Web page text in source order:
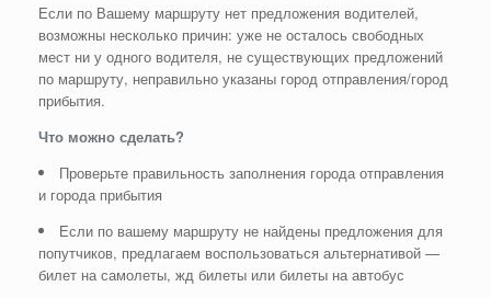
Если по Вашему маршруту нет предложения водителей,
возможны несколько причин: уже не осталось свободных
мест ни у одного водителя, не существующих предложений
по маршруту, неправильно указаны город отправления/город
прибытия.
Что можно сделать?
Проверьте правильность заполнения города отправления
и города прибытия
Если по вашему маршруту не найдены предложения для
попутчиков, предлагаем воспользоваться альтернативой —
билет на самолеты, жд билеты или билеты на автобус